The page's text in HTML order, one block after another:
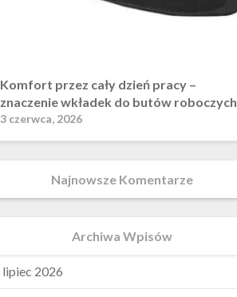
Komfort przez cały dzień pracy –
znaczenie wkładek do butów roboczych
3 czerwca, 2026
Najnowsze Komentarze
Archiwa Wpisów
lipiec 2026